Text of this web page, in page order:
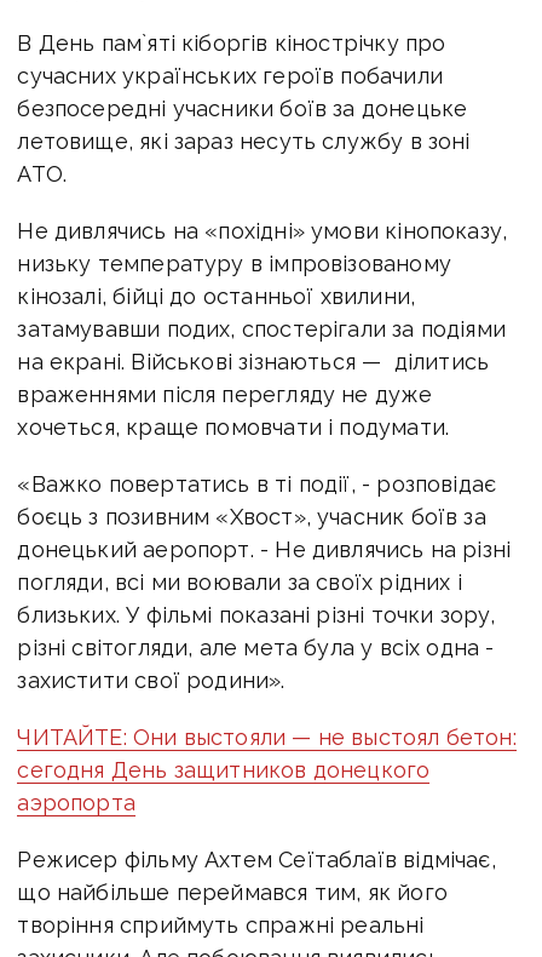
В День пам`яті кіборгів кінострічку про
сучасних українських героїв побачили
безпосередні учасники боїв за донецьке
летовище, які зараз несуть службу в зоні
АТО.
Не дивлячись на «похідні» умови кінопоказу,
низьку температуру в імпровізованому
кінозалі, бійці до останньої хвилини,
затамувавши подих, спостерігали за подіями
на екрані. Військові зізнаються — ділитись
враженнями після перегляду не дуже
хочеться, краще помовчати і подумати.
«Важко повертатись в ті події, - розповідає
боєць з позивним «Хвост», учасник боїв за
донецький аеропорт. - Не дивлячись на різні
погляди, всі ми воювали за своїх рідних і
близьких. У фільмі показані різні точки зору,
різні світогляди, але мета була у всіх одна -
захистити свої родини».
ЧИТАЙТЕ: Они выстояли — не выстоял бетон:
сегодня День защитников донецкого
аэропорта
Режисер фільму Ахтем Сеїтаблаїв відмічає,
що найбільше переймався тим, як його
творіння сприймуть спражні реальні